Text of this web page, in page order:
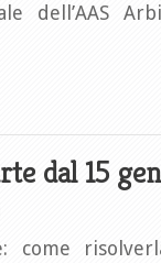
dell’AAS
dal 15
come